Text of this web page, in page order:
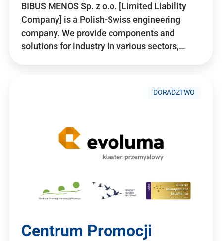
BIBUS MENOS Sp. z o.o. [Limited Liability
Company] is a Polish-Swiss engineering
company. We provide components and
solutions for industry in various sectors,…
DORADZTWO
Centrum Promocji